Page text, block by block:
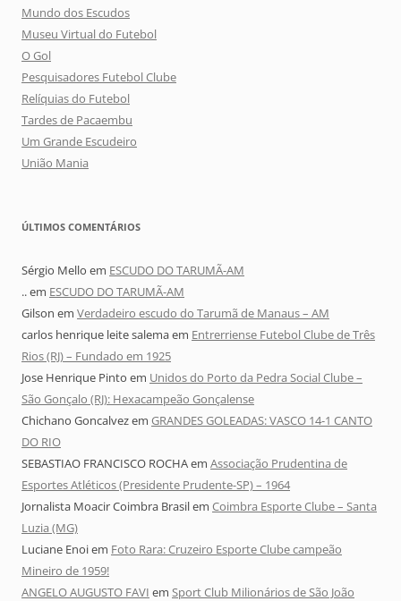
Mundo dos Escudos
Museu Virtual do Futebol
O Gol
Pesquisadores Futebol Clube
Relíquias do Futebol
Tardes de Pacaembu
Um Grande Escudeiro
União Mania
ÚLTIMOS COMENTÁRIOS
Sérgio Mello em ESCUDO DO TARUMÃ-AM
..em ESCUDO DO TARUMÃ-AM
Gilson em Verdadeiro escudo do Tarumã de Manaus – AM
carlos henrique leite salemaem Entrerriense Futebol Clube de Três
Rios (RJ) – Fundado em 1925
Jose Henrique Pinto em Unidos do Porto da Pedra Social Clube –
São Gonçalo (RJ): Hexacampeão Gonçalense
Chichano Goncalvezem GRANDES GOLEADAS: VASCO 14-1 CANTO
DO RIO
SEBASTIAO FRANCISCO ROCHAem Associação Prudentina de
Esportes Atléticos (Presidente Prudente-SP) – 1964
Jornalista Moacir Coimbra Brasilem Coimbra Esporte Clube – Santa
Luzia (MG)
Luciane Enoiem Foto Rara: Cruzeiro Esporte Clube campeão
Mineiro de 1959!
ANGELO AUGUSTO FAVI em Sport Club Milionários de São João